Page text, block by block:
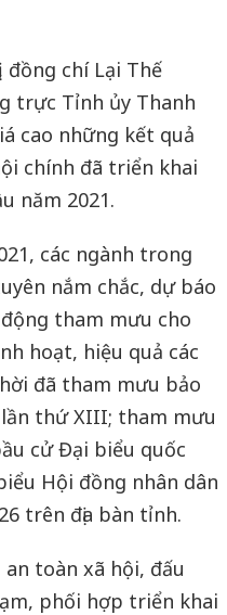
đồng chí Lại Thế
trực Tỉnh ủy Thanh
cao những kết quả
chính đã triển khai
năm 2021.
các ngành trong
nắm chắc, dự báo
tham mưu cho
hoạt, hiệu quả các
đã tham mưu bảo
thứ XIII; tham mưu
cử Đại biểu quốc
Hội đồng nhân dân
trên địa bàn tỉnh.
toàn xã hội, đấu
phối hợp triển khai